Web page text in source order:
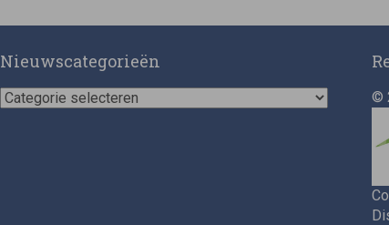
Nieuwscategorieën
Nieuwscategorieën ©